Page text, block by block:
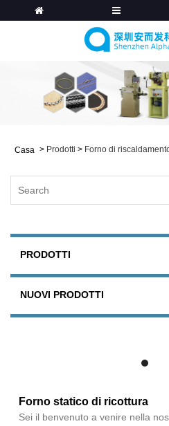
Casa > Prodotti > Forno di
PRODOTTI
NUOVI PRODOTTI
Forno statico di ricottura
Sei il benvenuto a venire nella